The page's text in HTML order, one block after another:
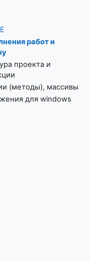
работ и
проекта и
(методы), массивы
для windows